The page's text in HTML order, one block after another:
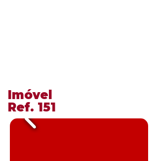
​Imóvel
​Ref. 151